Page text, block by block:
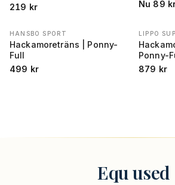
219 kr Nu 89
HANSBO SPORT
Hackamoreträns | Ponny-
Full
499 kr
LIPPO
Ponny-
879 kr
Equ used